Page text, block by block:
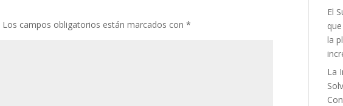
Los campos obligatorios están marcados con*
El
la
La